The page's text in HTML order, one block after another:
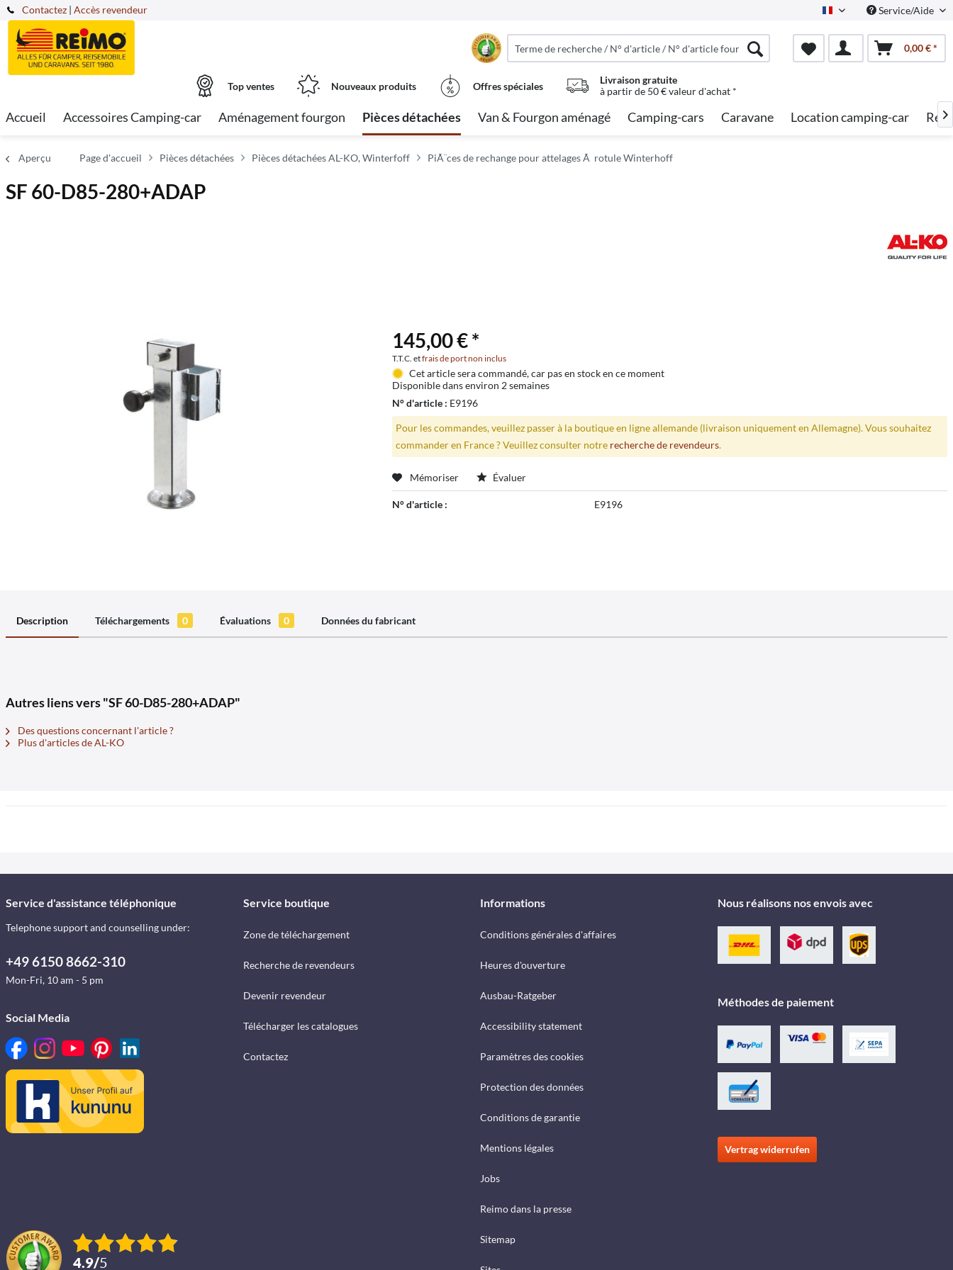
Contactez French Service/Aide
| Accès revendeur
0,00 € *
Top ventes Nouveaux produits Offres spéciales
Livraison gratuite
à partir de 50 € valeur d'achat *
Accueil Accessoires Camping-car Aménagement fourgon Pièces détachées Van & Fourgon aménagé Camping-cars Caravane Location camping-car 
Aperçu Page d'accueil Pièces détachées Pièces détachées AL-KO, Winterfoff PiÃ¨ces de rechange pour attelages Ã rotule Winterhoff
SF 60-D85-280+ADAP
145,00 € *
T.T.C. etfrais de port non inclus
Cet article sera commandé, car pas en stock en ce moment
Disponible dans environ 2 semaines
N° d'article : E9196
Pour les commandes, veuillez passer à la boutique en ligne allemande (livraison uniquement en Allemagne). Vous souhaitez
commander en France ? Veuillez consulter notre recherche de revendeurs.
Mémoriser Évaluer
N° d'article : E9196
Description Téléchargements 0 Évaluations 0 Données du fabricant
Autres liens vers "SF 60-D85-280+ADAP"
Des questions concernant l'article ?
Plus d'articles de AL-KO
Service d'assistance téléphonique
Telephone support and counselling under:
+49 6150 8662-310
Mon-Fri, 10 am - 5 pm
Social Media
4.9/5
Service boutique
Zone de téléchargement
Recherche de revendeurs
Devenir revendeur
Télécharger les catalogues
Contactez
Informations
Conditions générales d'affaires
Heures d'ouverture
Ausbau-Ratgeber
Accessibility statement
Paramètres des cookies
Protection des données
Conditions de garantie
Mentions légales
Jobs
Reimo dans la presse
Sitemap
Nous réalisons nos envois avec
Méthodes de paiement
Vertrag widerrufen